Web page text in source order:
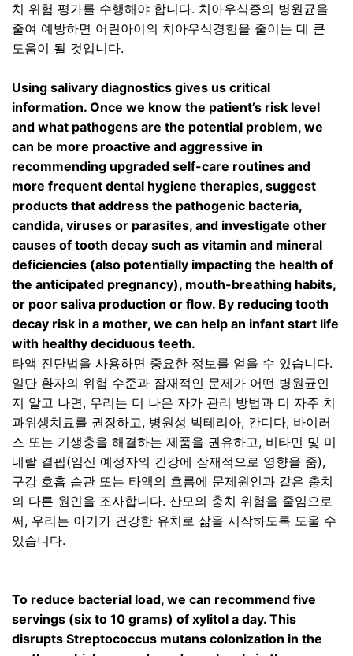
치 위험 평가를 수행해야 합니다. 치아우식증의 병원균을
줄여 예방하면 어린아이의 치아우식경험을 줄이는 데 큰
도움이 될 것입니다.
Using salivary diagnostics gives us critical
information. Once we know the patient’s risk level
and what pathogens are the potential problem, we
can be more proactive and aggressive in
recommending upgraded self-care routines and
more frequent dental hygiene therapies, suggest
products that address the pathogenic bacteria,
candida, viruses or parasites, and investigate other
causes of tooth decay such as vitamin and mineral
deficiencies (also potentially impacting the health of
the anticipated pregnancy), mouth-breathing habits,
or poor saliva production or flow. By reducing tooth
decay risk in a mother, we can help an infant start life
with healthy deciduous teeth.
타액 진단법을 사용하면 중요한 정보를 얻을 수 있습니다.
일단 환자의 위험 수준과 잠재적인 문제가 어떤 병원균인
지 알고 나면, 우리는 더 나은 자가 관리 방법과 더 자주 치
과위생치료를 권장하고, 병원성 박테리아, 칸디다, 바이러
스 또는 기생충을 해결하는 제품을 권유하고, 비타민 및 미
네랄 결핍(임신 예정자의 건강에 잠재적으로 영향을 줌),
구강 호흡 습관 또는 타액의 흐름에 문제원인과 같은 충치
의 다른 원인을 조사합니다. 산모의 충치 위험을 줄임으로
써, 우리는 아기가 건강한 유치로 삶을 시작하도록 도울 수
있습니다.
To reduce bacterial load, we can recommend five
servings (six to 10 grams) of xylitol a day. This
disrupts Streptococcus mutans colonization in the